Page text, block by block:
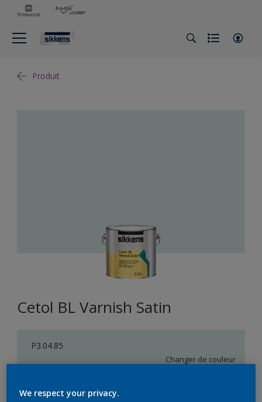
Produit
Cetol BL Varnish Satin
P3.04.85
Changer de couleur
Format
We respect your privacy.